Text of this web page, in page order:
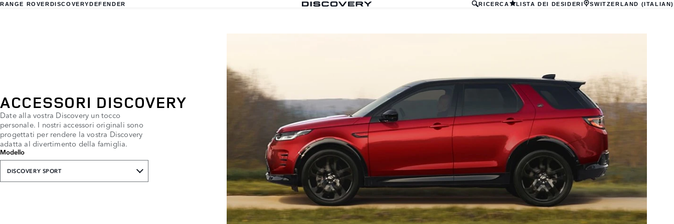
RANGE ROVERDISCOVERYDEFENDER RICERCA LISTA DEI DESIDERI SWITZERLAND (ITALIAN)
ACCESSORI DISCOVERY
Date alla vostra Discovery un tocco
personale. I nostri accessori originali sono
progettati per rendere la vostra Discovery
adatta al divertimento della famiglia.
Modello
DISCOVERY SPORT